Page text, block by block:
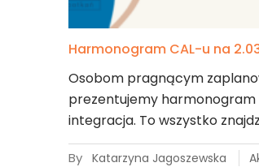
Harmonogram CAL-u na
Osobom pragnącym
prezentujemy harmonogram
integracja. To wszystko
By Katarzyna Jagoszewska